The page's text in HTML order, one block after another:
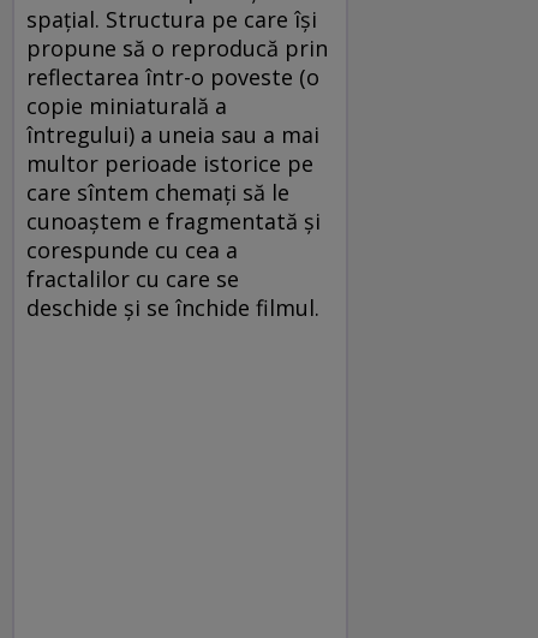
spaţial. Structura pe care îşi
propune să o reproducă prin
reflectarea într-o poveste (o
copie miniaturală a
întregului) a uneia sau a mai
multor perioade istorice pe
care sîntem chemaţi să le
cunoaştem e fragmentată şi
corespunde cu cea a
fractalilor cu care se
deschide şi se închide filmul.